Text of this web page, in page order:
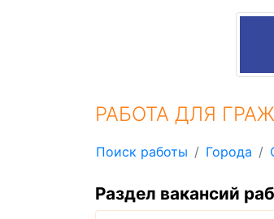
РАБОТА ДЛЯ
Поиск работы Города
Раздел вакансий